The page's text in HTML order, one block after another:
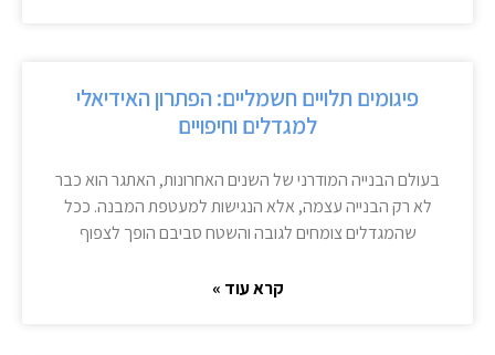
פיגומים תלויים חשמליים: הפתרון האידיאלי
למגדלים וחיפויים
בעולם הבנייה המודרני של השנים האחרונות, האתגר הוא כבר
לא רק הבנייה עצמה, אלא הנגישות למעטפת המבנה. ככל
שהמגדלים צומחים לגובה והשטח סביבם הופך לצפוף
קרא עוד »